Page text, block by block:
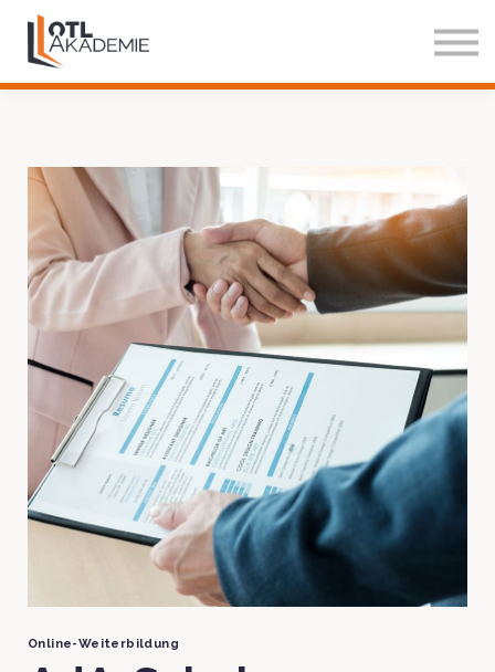
Online-Weiterbildung